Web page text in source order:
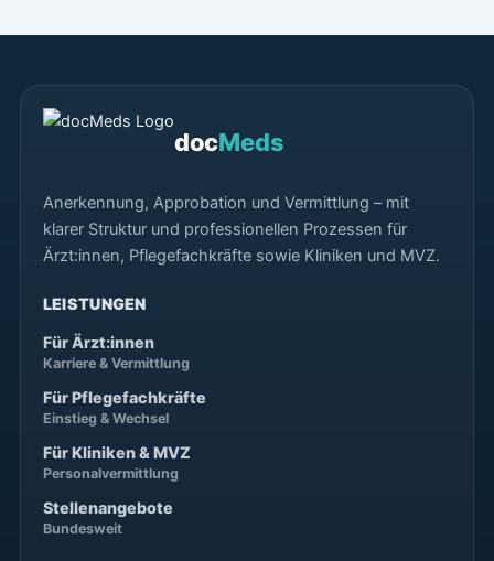
docMeds
Anerkennung, Approbation und Vermittlung – mit
klarer Struktur und professionellen Prozessen für
Ärzt:innen, Pflegefachkräfte sowie Kliniken und MVZ.
LEISTUNGEN
Für Ärzt:innen
Karriere & Vermittlung
Für Pflegefachkräfte
Einstieg & Wechsel
Für Kliniken & MVZ
Personalvermittlung
Stellenangebote
Bundesweit